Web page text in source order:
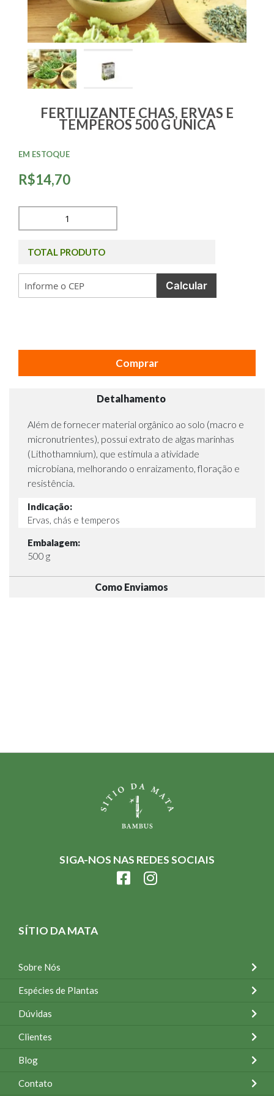
FERTILIZANTE CHAS, ERVAS E
TEMPEROS 500 G UNICA
R$14,70
EM ESTOQUE
TOTAL PRODUTO
Calcular
Comprar
Detalhamento
Além de fornecer material orgânico ao solo (macro e
micronutrientes), possui extrato de algas marinhas
(Lithothamnium), que estimula a atividade
microbiana, melhorando o enraizamento, floração e
resistência.
Indicação:
Ervas, chás e temperos
Embalagem:
500 g
Como Enviamos
SIGA-NOS NAS REDES SOCIAIS
SÍTIO DA MATA
Sobre Nós
Espécies de Plantas
Dúvidas
Clientes
Blog
Contato